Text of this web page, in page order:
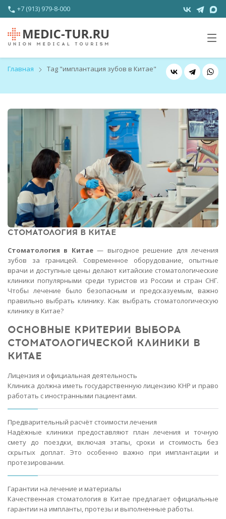
+7 (913) 979-8-000
Главная Tag "имплантация зубов в Китае"
CТОМАТОЛОГИЯ В КИТАЕ
Стоматология в Китае— выгодное решение для лечения
зубов за границей. Современное оборудование, опытные
врачи и доступные цены делают китайские стоматологические
клиники популярными среди туристов из России и стран СНГ.
Чтобы лечение было безопасным и предсказуемым, важно
правильно выбрать клинику. Как выбрать стоматологическую
клинику в Китае?
ОСНОВНЫЕ КРИТЕРИИ ВЫБОРА
СТОМАТОЛОГИЧЕСКОЙ КЛИНИКИ В
КИТАЕ
Лицензия и официальная деятельность
Клиника должна иметь государственную лицензию КНР и право
работать с иностранными пациентами.
Предварительный расчёт стоимости лечения
Надёжные клиники предоставляют план лечения и точную
смету до поездки, включая этапы, сроки и стоимость без
скрытых доплат. Это особенно важно при имплантации и
протезировании.
Гарантии на лечение и материалы
Качественная стоматология в Китае предлагает официальные
гарантии на импланты, протезы и выполненные работы.